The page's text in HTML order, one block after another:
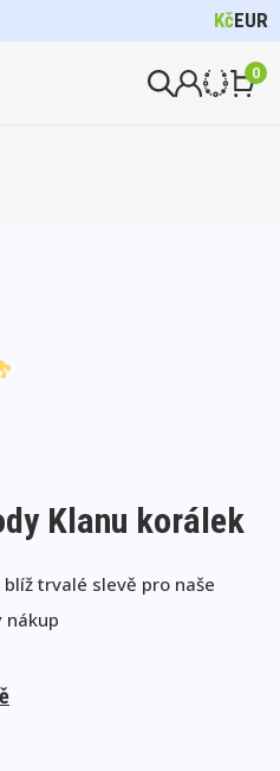
KčEUR
0
Klanu korálek
trvalé slevě pro naše
nákup